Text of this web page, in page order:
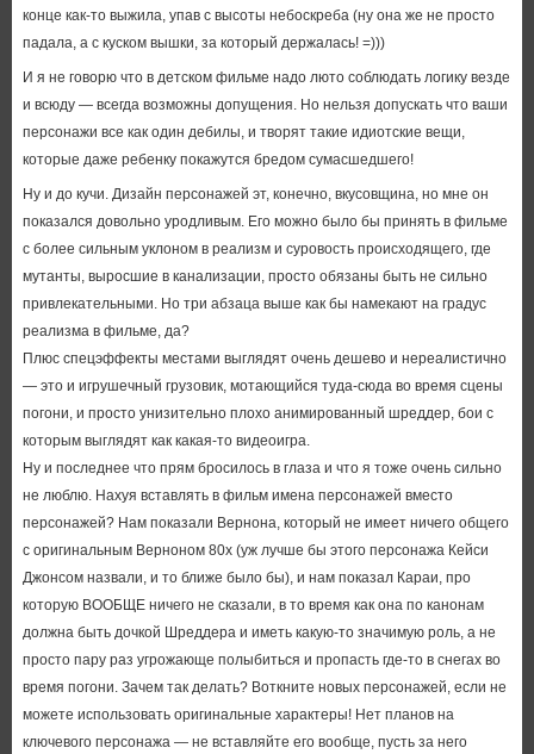
конце как-то выжила, упав с высоты небоскреба (ну она же не просто
падала, а с куском вышки, за который держалась! =)))
И я не говорю что в детском фильме надо люто соблюдать логику везде
и всюду — всегда возможны допущения. Но нельзя допускать что ваши
персонажи все как один дебилы, и творят такие идиотские вещи,
которые даже ребенку покажутся бредом сумасшедшего!
Ну и до кучи. Дизайн персонажей эт, конечно, вкусовщина, но мне он
показался довольно уродливым. Его можно было бы принять в фильме
с более сильным уклоном в реализм и суровость происходящего, где
мутанты, выросшие в канализации, просто обязаны быть не сильно
привлекательными. Но три абзаца выше как бы намекают на градус
реализма в фильме, да?
Плюс спецэффекты местами выглядят очень дешево и нереалистично
— это и игрушечный грузовик, мотающийся туда-сюда во время сцены
погони, и просто унизительно плохо анимированный шреддер, бои с
которым выглядят как какая-то видеоигра.
Ну и последнее что прям бросилось в глаза и что я тоже очень сильно
не люблю. Нахуя вставлять в фильм имена персонажей вместо
персонажей? Нам показали Вернона, который не имеет ничего общего
с оригинальным Верноном 80х (уж лучше бы этого персонажа Кейси
Джонсом назвали, и то ближе было бы), и нам показал Караи, про
которую ВООБЩЕ ничего не сказали, в то время как она по канонам
должна быть дочкой Шреддера и иметь какую-то значимую роль, а не
просто пару раз угрожающе полыбиться и пропасть где-то в снегах во
время погони. Зачем так делать? Воткните новых персонажей, если не
можете использовать оригинальные характеры! Нет планов на
ключевого персонажа — не вставляйте его вообще, пусть за него